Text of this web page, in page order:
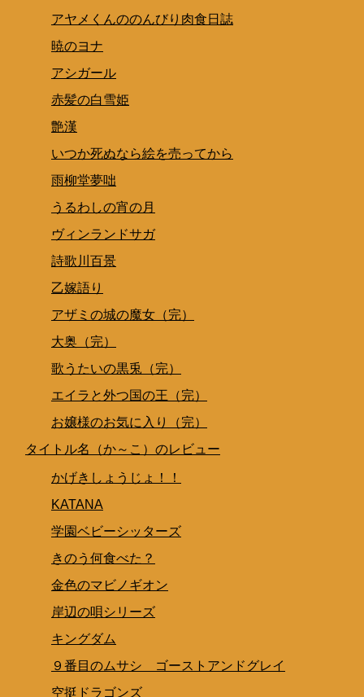
アヤメくんののんびり肉食日誌
暁のヨナ
アシガール
赤髪の白雪姫
艶漢
いつか死ぬなら絵を売ってから
雨柳堂夢咄
うるわしの宵の月
ヴィンランドサガ
詩歌川百景
乙嫁語り
アザミの城の魔女（完）
大奥（完）
歌うたいの黒兎（完）
エイラと外つ国の王（完）
お嬢様のお気に入り（完）
タイトル名（か～こ）のレビュー
かげきしょうじょ！！
KATANA
学園ベビーシッターズ
きのう何食べた？
金色のマビノギオン
岸辺の唄シリーズ
キングダム
９番目のムサシ ゴーストアンドグレイ
空挺ドラゴンズ